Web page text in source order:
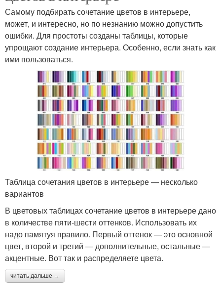
Самому подбирать сочетание цветов в интерьере,
может, и интересно, но по незнанию можно допустить
ошибки. Для простоты созданы таблицы, которые
упрощают создание интерьера. Особенно, если знать как
ими пользоваться.
Таблица сочетания цветов в интерьере — несколько
вариантов
В цветовых таблицах сочетание цветов в интерьере дано
в количестве пяти-шести оттенков. Использовать их
надо памятуя правило. Первый оттенок — это основной
цвет, второй и третий — дополнительные, остальные —
акцентные. Вот так и распределяете цвета.
читать дальше →